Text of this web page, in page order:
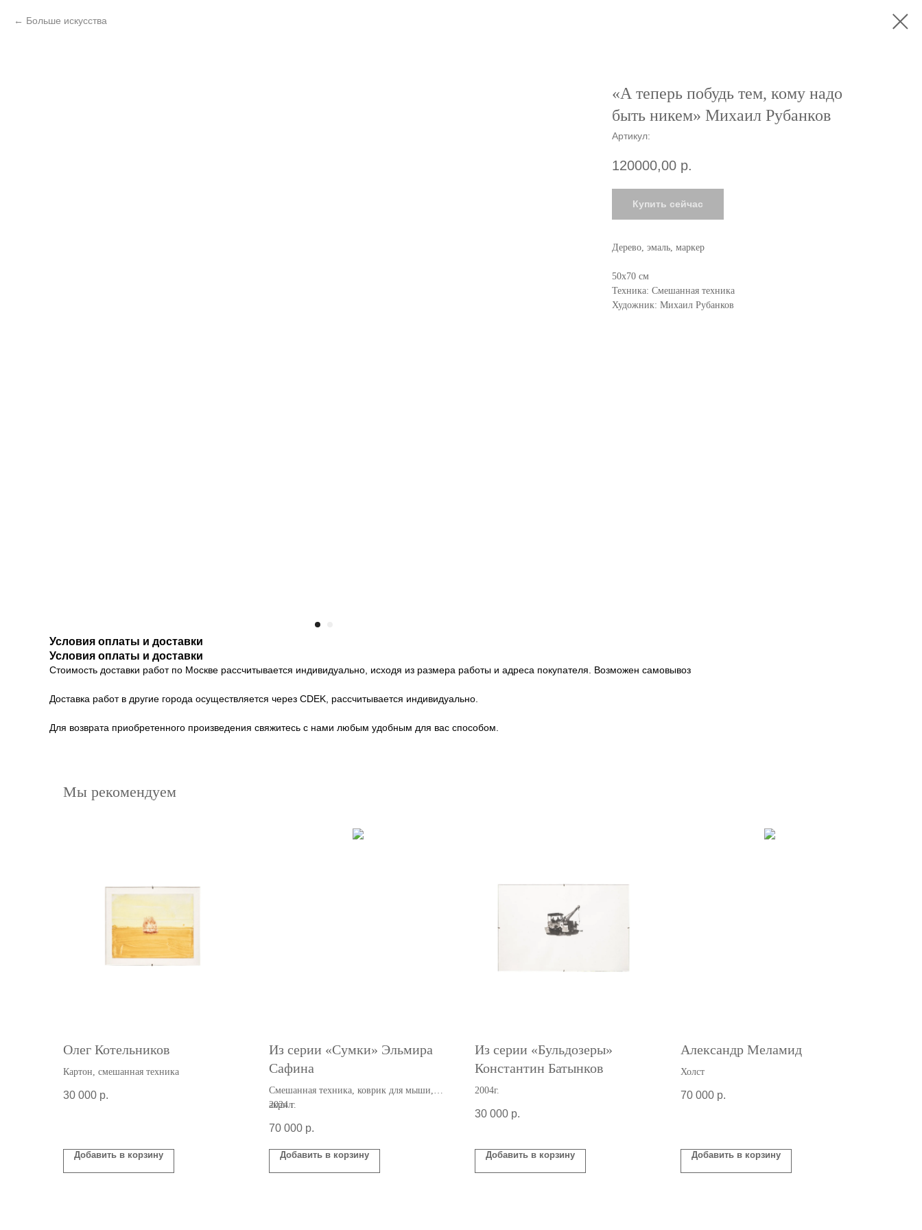
Больше искусства
«А теперь побудь тем, кому надо
быть никем» Михаил Рубанков
Артикул:
120000,00 р.
Купить сейчас
Дерево, эмаль, маркер
50х70 см
Техника: Смешанная техника
Художник: Михаил Рубанков
Условия оплаты и доставки
Условия оплаты и доставки
Стоимость доставки работ по Москве рассчитывается индивидуально, исходя из размера работы и адреса покупателя. Возможен самовывоз
Доставка работ в другие города осуществляется через CDEK, рассчитывается индивидуально.
Для возврата приобретенного произведения свяжитесь с нами любым удобным для вас способом.
Мы рекомендуем
Олег Котельников
Картон, смешанная техника
30 000 р.
Добавить в корзину
Из серии «Cумки» Эльмира
Сафина
Смешанная техника, коврик для мыши,
акрил
2024 г.
70 000 р.
Добавить в корзину
Из серии «Бульдозеры»
Константин Батынков
2004г.
30 000 р.
Добавить в корзину
Александр Меламид
Холст
70 000 р.
Добавить в корзину